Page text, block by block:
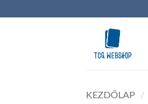
KEZDŐLAP /